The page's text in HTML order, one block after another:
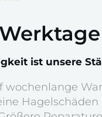
Werktage
ist unsere
wochenlange